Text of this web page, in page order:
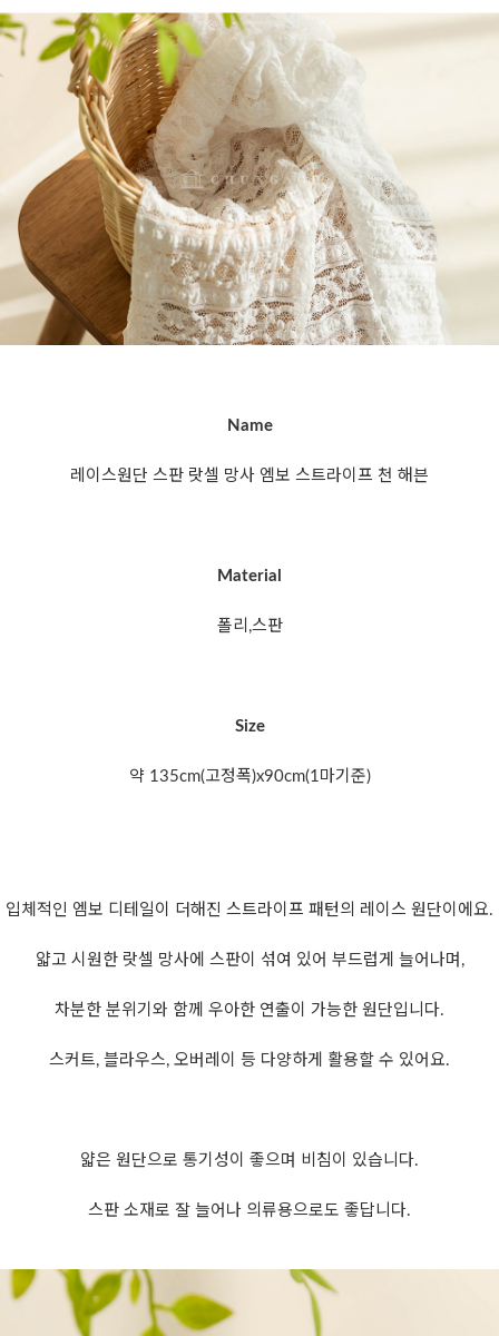
Name
레이스원단 스판 랏셀 망사 엠보 스트라이프 천 해븐
Material
폴리,스판
Size
약 135cm(고정폭)x90cm(1마기준)
입체적인 엠보 디테일이 더해진 스트라이프 패턴의 레이스 원단이에요.
얇고 시원한 랏셀 망사에 스판이 섞여 있어 부드럽게 늘어나며,
차분한 분위기와 함께 우아한 연출이 가능한 원단입니다.
스커트, 블라우스, 오버레이 등 다양하게 활용할 수 있어요.
얇은 원단으로 통기성이 좋으며 비침이 있습니다.
스판 소재로 잘 늘어나 의류용으로도 좋답니다.